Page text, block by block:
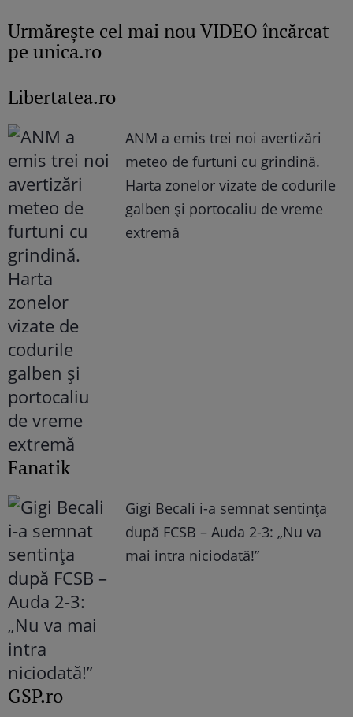
Urmăreşte cel mai nou VIDEO încărcat
pe unica.ro
Libertatea.ro
ANM a emis trei noi avertizări
meteo de furtuni cu grindină.
Harta zonelor vizate de codurile
galben și portocaliu de vreme
extremă
Fanatik
Gigi Becali i-a semnat sentința
după FCSB – Auda 2-3: „Nu va
mai intra niciodată!”
GSP.ro